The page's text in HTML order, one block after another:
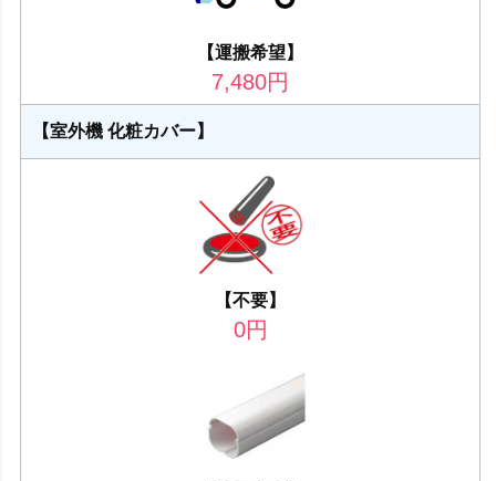
【運搬希望】
7,480円
【室外機 化粧カバー】
【不要】
0円